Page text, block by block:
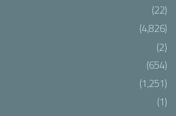
(22)
(4,826)
(2)
(654)
(1,251)
(1)